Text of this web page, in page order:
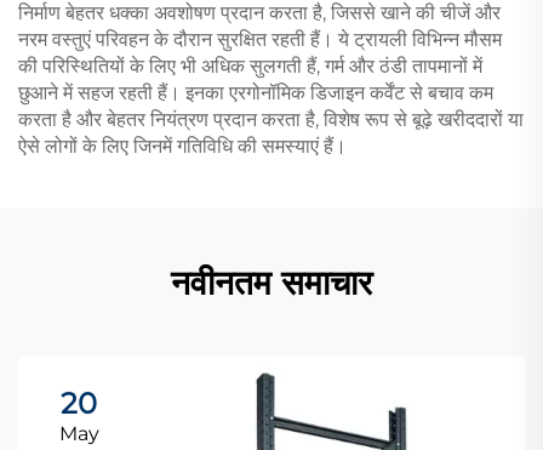
निर्माण बेहतर धक्का अवशोषण प्रदान करता है, जिससे खाने की चीजें और
नरम वस्तुएं परिवहन के दौरान सुरक्षित रहती हैं। ये ट्रायली विभिन्न मौसम
की परिस्थितियों के लिए भी अधिक सुलगती हैं, गर्म और ठंडी तापमानों में
छुआने में सहज रहती हैं। इनका एरगोनॉमिक डिजाइन कर्वेंट से बचाव कम
करता है और बेहतर नियंत्रण प्रदान करता है, विशेष रूप से बूढ़े खरीददारों या
ऐसे लोगों के लिए जिनमें गतिविधि की समस्याएं हैं।
नवीनतम समाचार
20
May